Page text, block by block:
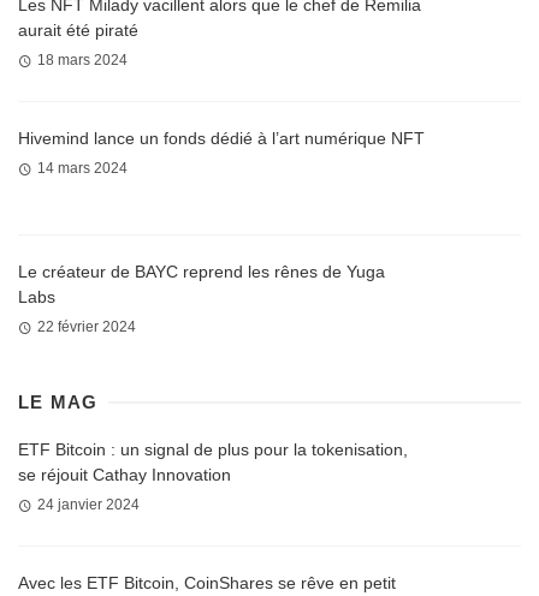
Les NFT Milady vacillent alors que le chef de Remilia
aurait été piraté
18 mars 2024
Hivemind lance un fonds dédié à l’art numérique NFT
14 mars 2024
Le créateur de BAYC reprend les rênes de Yuga
Labs
22 février 2024
LE MAG
ETF Bitcoin : un signal de plus pour la tokenisation,
se réjouit Cathay Innovation
24 janvier 2024
Avec les ETF Bitcoin, CoinShares se rêve en petit